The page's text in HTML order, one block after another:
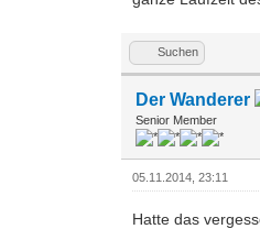
Suchen
Der Wanderer
Senior Member
05.11.2014, 23:11
Hatte das